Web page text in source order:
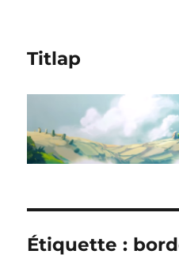
Titlap
Étiquette :